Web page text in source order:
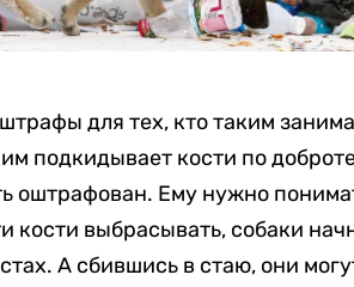
для тех, кто таким
подкидывает кости по
оштрафован. Ему нужно
кости выбрасывать, собаки
А сбившись в стаю, они